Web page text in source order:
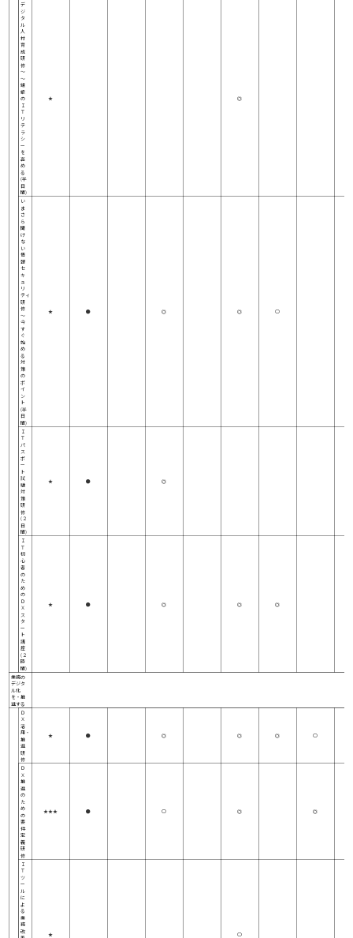
デ
ジ
タ
ル
人
材
育
成
研
修
～
～
組
織
の
Ｉ
Ｔ
リ
テ
ラ
シ
ー
を
高
め
る
(半
日
間)
★ ◎
い
ま
さ
ら
聞
け
な
い
情
報
セ
キ
ュ
リ
ティ
研
修
～
今
す
ぐ
始
め
る
対
策
の
ポ
イ
ン
ト
(半
日
間)
★ ● ◎ ◎ ○
Ｉ
Ｔ
パ
ス
ポ
ー
ト
試
験
対
策
研
修
(２
日
間)
★ ● ◎
Ｉ
Ｔ
初
心
者
の
た
め
の
Ｄ
Ｘ
ス
タ
ー
ト
講
座
(２
時
間)
★ ● ◎ ◎ ◎
業務の
デジタ
ル化
を・推
進する
Ｄ
Ｘ
活
用・
推
進
研
修
★ ● ◎ ◎ ◎ ○
Ｄ
Ｘ
推
進
の
た
め
の
要
件
定
義
研
修
★★★ ● ○ ◎ ◎
Ｉ
Ｔ
ツ
ー
ル
に
よ
る
業
務
改
★ ○